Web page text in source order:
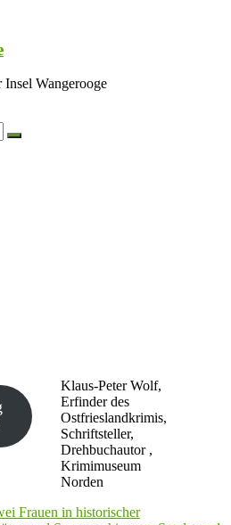
Wangerooge
Klaus-Peter Wolf,
Erfinder des
Ostfrieslandkrimis,
Schriftsteller,
Drehbuchautor ,
Krimimuseum
Norden